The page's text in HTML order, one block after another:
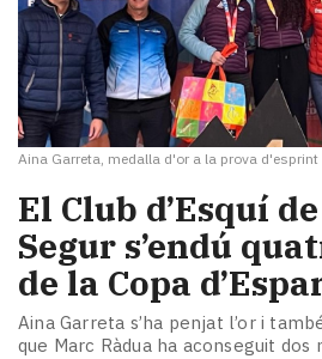
Aina Garreta, medalla d'or a la prova d'esprint
El Club d’Esquí
Segur s’endú
de la Copa
Aina Garreta s’ha penjat l’or i
que Marc Ràdua ha aconseguit